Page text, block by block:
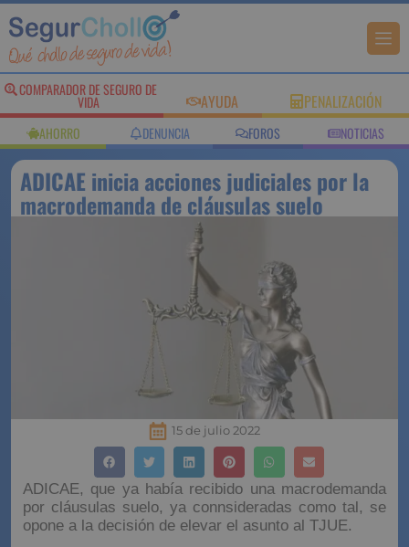
COMPARADOR DE SEGURO DE
VIDA AYUDA PENALIZACIÓN
AHORRO DENUNCIA FOROS NOTICIAS
ADICAE inicia acciones judiciales por la
macrodemanda de cláusulas suelo
15 de julio 2022
ADICAE, que ya había recibido una macrodemanda
por cláusulas suelo, ya connsideradas como tal, se
opone a la decisión de elevar el asunto al TJUE.